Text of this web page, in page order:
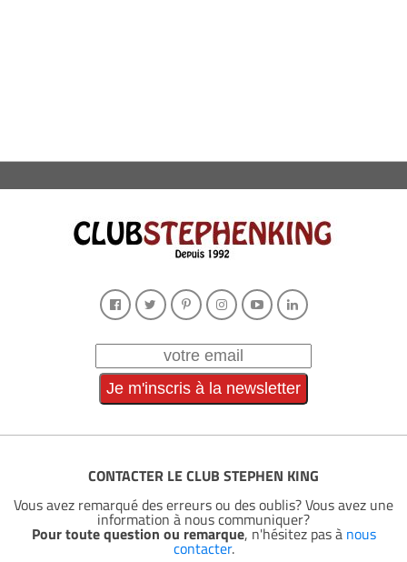
CONTACTER LE CLUB STEPHEN KING
Vous avez remarqué des erreurs ou des oublis? Vous avez une
information à nous communiquer?
Pour toute question ou remarque, n'hésitez pas à nous
contacter.